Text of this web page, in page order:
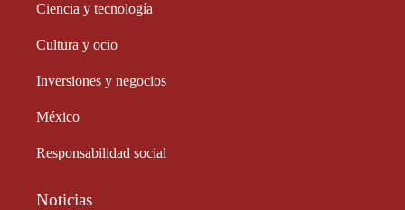
Ciencia y tecnología
Cultura y ocio
Inversiones y negocios
México
Responsabilidad social
Noticias